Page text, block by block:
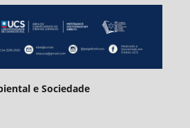
e Sociedade